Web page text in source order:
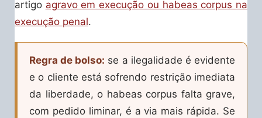
artigo agravo em execução ou habeas corpus na
execução penal.
Regra de bolso: se a ilegalidade é evidente
e o cliente está sofrendo restrição imediata
da liberdade, o habeas corpus falta grave,
com pedido liminar, é a via mais rápida. Se